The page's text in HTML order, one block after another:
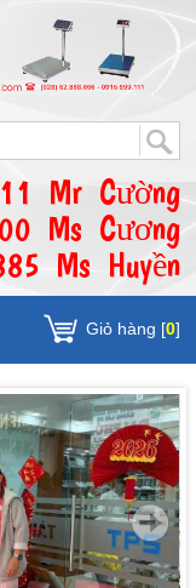
Mr Cường
Ms Cương
Ms Huyền
Giỏ hàng [0]